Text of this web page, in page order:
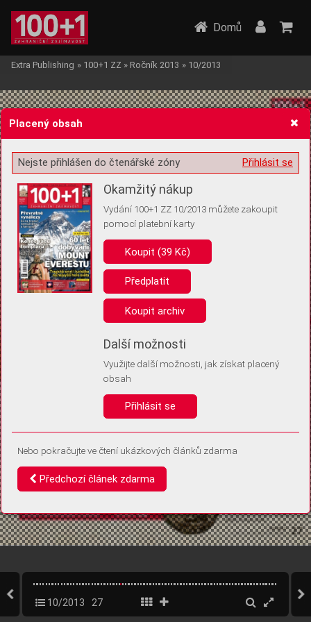
Žádost o souhlas s ukládáním volitelných informací
Pro základní fungování webu nepotřebujeme ukládat žádné informace
(tzv. cookies apod.). Rádi bychom vás ale požádali o souhlas s
uložením volitelných informací:
Anonymní unikátní ID
Díky němu příště poznáme, že se jedná o stejné zařízení, a
Identifikátor je zcela anonymní.
Vaše souhlasy a odmítnutí si ukládáme do vašeho zařízení, abychom se
vás už příště znovu neptali. Můžete je kdykoli později upravit ve Správě
Domů
Extra Publishing » 100+1 ZZ » Ročník 2013 » 10/2013
10/2013 27
Placený obsah
Přihlásit se
Nejste přihlášen do čtenářské zóny
Okamžitý nákup
Vydání 100+1 ZZ 10/2013 můžete zakoupit
pomocí platební karty
Koupit (39 Kč)
Předplatit
Koupit archiv
Další možnosti
Využijte další možnosti, jak získat placený
obsah
Přihlásit se
Nebo pokračujte ve čtení ukázkových článků zdarma
Předchozí článek zdarma